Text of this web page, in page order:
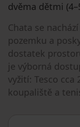
dvěma dětmi
Chata se
pozemku a
dostatek
je výborná
vyžití: Tesco cca
koupaliště a